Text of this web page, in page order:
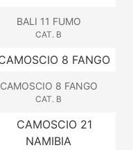
BALI 11 FUMO
CAT. B
CAMOSCIO 8 FANGO
CAT. B